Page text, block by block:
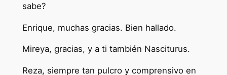
sabe?
Enrique, muchas gracias. Bien hallado.
Mireya, gracias, y a ti también Nasciturus.
Reza, siempre tan pulcro y comprensivo en